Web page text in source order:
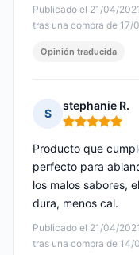
Publicado el 21/04/
tras una compra de 17/
Opinión traducida
S
stephanie R.
Nota: 5 de 5
Publicado el 21/04/
tras una compra de 14/
Producto que
perfecto para
los malos sabores,
dura, menos cal.